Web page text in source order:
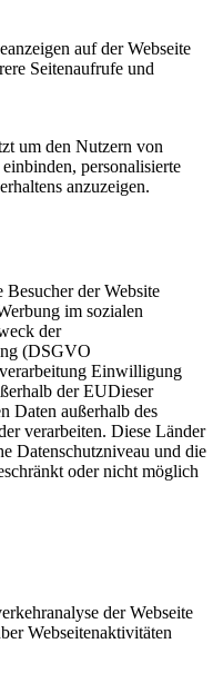
auf der Webseite
Seitenaufrufe und
um den Nutzern von
personalisierte
anzuzeigen.
der Website
im sozialen
der
(DSGVO
Einwilligung
der EUDieser
Daten außerhalb des
verarbeiten. Diese Länder
Datenschutzniveau und die
oder nicht möglich
der Webseite
Webseitenaktivitäten